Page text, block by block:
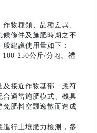
物種類、品種差異、
候條件及施肥時期之不
建議使用量如下：
250公斤/分地。禮
及接近作物基部，應符
合適當施肥模式、機具
免肥料空飄逸散而造成
行土壤肥力檢測，參